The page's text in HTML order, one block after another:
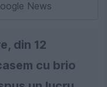
News
din 12
cu brio